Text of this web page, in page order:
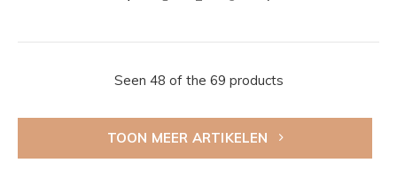
Seen 48 of the 69 products
TOON MEER ARTIKELEN